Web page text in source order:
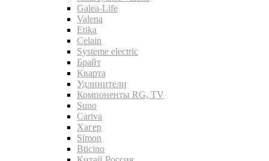
Galea-Life
Valena
Etika
Celain
Systeme electric
Брайт
Кварта
Удлинители
Компоненты RG, TV
Suno
Cariva
Хагер
Simon
Bticino